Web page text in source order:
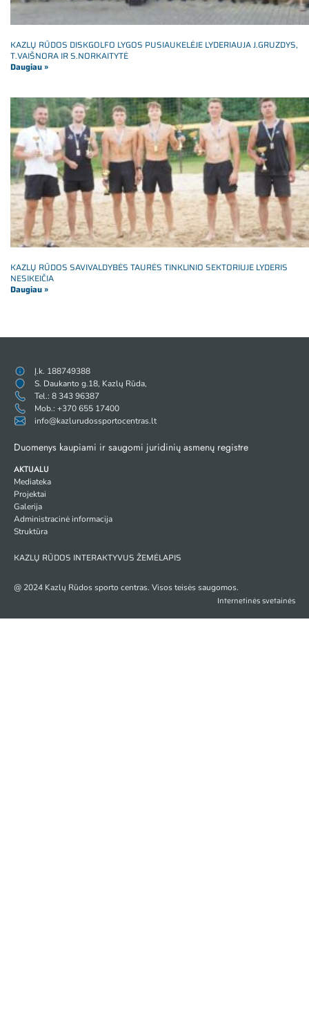
KAZLŲ RŪDOS DISKGOLFO LYGOS PUSIAUKELĖJE LYDERIAUJA J.GRUZDYS,
T.VAIŠNORA IR S.NORKAITYTĖ
Daugiau »
KAZLŲ RŪDOS SAVIVALDYBĖS TAURĖS TINKLINIO SEKTORIUJE LYDERIS
NESIKEIČIA
Daugiau »
Į.k. 188749388
S. Daukanto g.18, Kazlų Rūda,
Tel.: 8 343 96387
Mob.: +370 655 17400
info@kazlurudossportocentras.lt
Duomenys kaupiami ir saugomi juridinių asmenų registre
AKTUALU
Mediateka
Projektai
Galerija
Administracinė informacija
Struktūra
KAZLŲ RŪDOS INTERAKTYVUS ŽEMĖLAPIS
@ 2024 Kazlų Rūdos sporto centras. Visos teisės saugomos.
Internetinės svetainės